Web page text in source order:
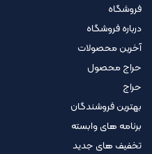
فروشگاه
درباره فروشگاه
آخرین محصولات
حراج محصول
حراج
بهترین فروشندگان
برنامه های وابسته
تخفیف های جدید